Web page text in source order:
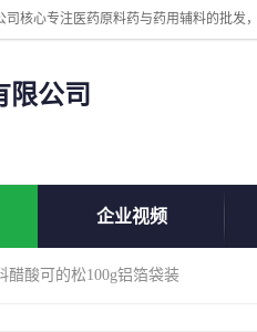
限公司
企业视频
醋酸可的松100g铝箔袋装